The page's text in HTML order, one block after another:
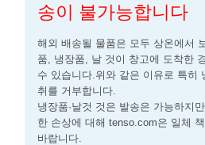
송이 불가능합니다
해외 배송될 물품은 모두 상온에서
품, 냉장품, 날 것이 창고에 도착한
수 있습니다.위와 같은 이유로 특히
취를 거부합니다.
냉장품·날것 것은 발송은 가능하지
한 손상에 대해 tenso.com은 일체
바랍니다.